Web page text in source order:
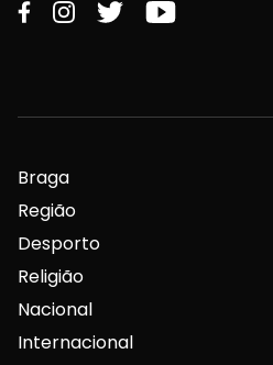
Braga
Região
Desporto
Religião
Nacional
Internacional